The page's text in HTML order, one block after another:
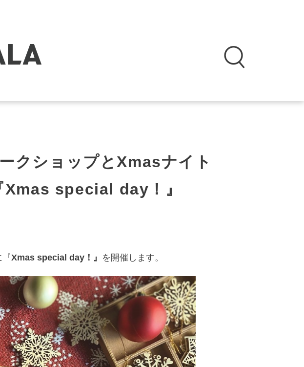
クショップとXmasナイト
Xmas special day！』
Xmas special day！』 を開催します。